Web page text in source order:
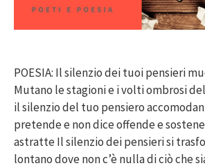
POESIA: Il silenzio dei tuoi pensieri
Mutano le stagioni e i volti ombrosi
il silenzio del tuo pensiero
pretende e non dice offende e
astratte Il silenzio dei pensieri si
lontano dove non c’è nulla di ciò che